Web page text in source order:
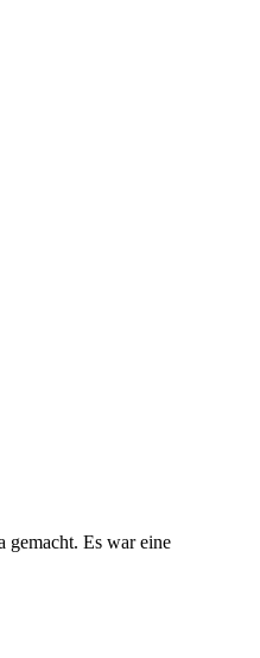
gemacht. Es war eine